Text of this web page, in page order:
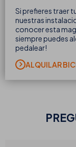
Si prefieres traer
nuestras
conocer esta
siempre puedes
pedalear!
ALQUILAR